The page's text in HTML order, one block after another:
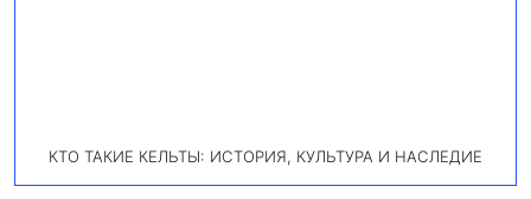
КТО ТАКИЕ КЕЛЬТЫ: ИСТОРИЯ, КУЛЬТУРА И НАСЛЕДИЕ